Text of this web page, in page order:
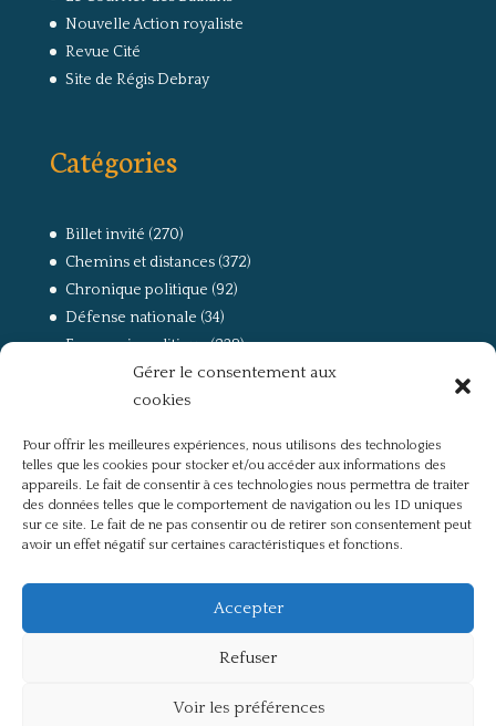
Gérer le consentement aux
cookies
Pour offrir les meilleures expériences, nous utilisons des technologies
telles que les cookies pour stocker et/ou accéder aux informations des
appareils. Le fait de consentir à ces technologies nous permettra de traiter
des données telles que le comportement de navigation ou les ID uniques
sur ce site. Le fait de ne pas consentir ou de retirer son consentement peut
avoir un effet négatif sur certaines caractéristiques et fonctions.
Accepter
Refuser
Voir les préférences
Nouvelle Action royaliste
Revue Cité
Site de Régis Debray
Catégories
Billet invité (270)
Chemins et distances(372)
Chronique politique (92)
Défense nationale (34)
Economie politique(238)
(168)
La guerre, la Résistance et la Déportation
Non classé(42)
Partis politiques, intelligentsia, médias(750)
Présentation(4)
Références(57)